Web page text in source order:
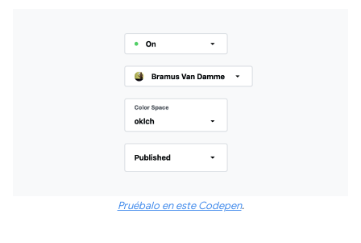
Pruébalo en este Codepen.